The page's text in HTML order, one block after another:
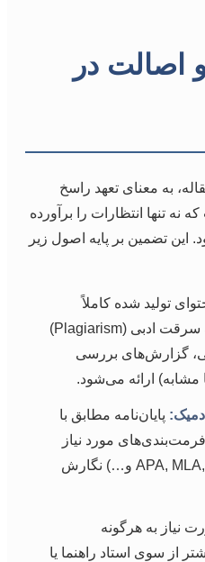
اصالت در
به معنای تعهد راسخ
نه تنها انتظارات را برآورده
این تضمین بر پایه اصول زیر
تولید شده کاملاً
اصیل و عاری از هرگونه سرقت ادبی (Plagiarism)
گزارش‌های بررسی
پایان‌نامه مطابق با
مورد نیاز
دانشگاه شما (APA, MLA, Harvard و…) نگارش
نیاز به هرگونه
از سوی استاد راهنما یا